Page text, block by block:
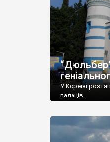
У Кореїзі
палаців.